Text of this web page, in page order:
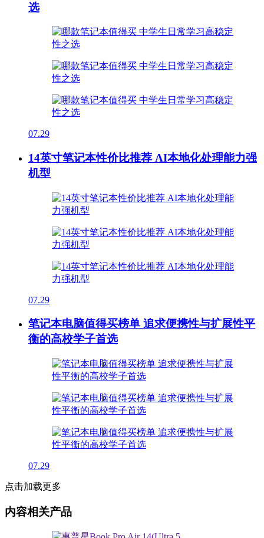
选
07.29
14英寸笔记本性价比推荐 AI本地化处理能力强
机型
07.29
笔记本电脑值得买榜单 追求便携性与扩展性平
衡的高校学子首选
07.29
点击加载更多
内容相关产品